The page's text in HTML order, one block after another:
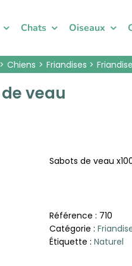
Chats Oiseaux
Chiens Friandises
veau
Sabots de veau
Référence : 710
Catégorie :
Étiquette : Naturel